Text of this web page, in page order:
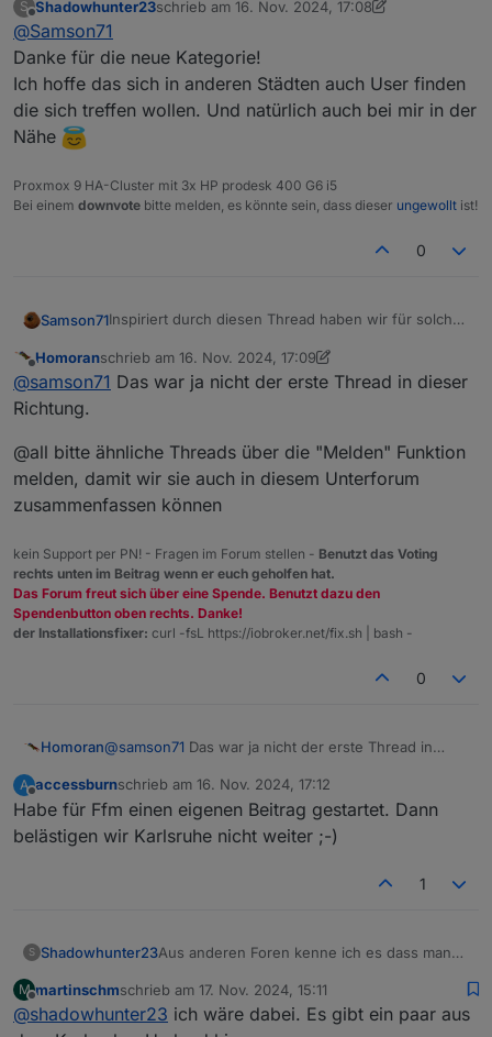
um solchen Auszutauschen einen Raum zu geben.
Ich habe diesen Beitrag daher mal verschoben ;)
S
Offline
Shadowhunter23schrieb am 16. Nov. 2024, 17:08
zuletzt editiert von Shadowhunter23
@Samson71
Danke für die neue Kategorie!
Ich hoffe das sich in anderen Städten auch User finden
die sich treffen wollen. Und natürlich auch bei mir in der
Nähe
Proxmox 9 HA-Cluster mit 3x HP prodesk 400 G6 i5
Bei einem downvote bitte melden, es könnte sein, dass dieser ungewollt ist!
0
Samson71Inspiriert durch diesen Thread haben wir für solche
um solchen Auszutauschen einen Raum zu geben.
Ich habe diesen Beitrag daher mal verschoben ;)
Homoranschrieb am 16. Nov. 2024, 17:09
zuletzt editiert von Homoran
@samson71 Das war ja nicht der erste Thread in dieser
Richtung.
@all bitte ähnliche Threads über die "Melden" Funktion
melden, damit wir sie auch in diesem Unterforum
zusammenfassen können
kein Support per PN! - Fragen im Forum stellen - Benutzt das Voting
rechts unten im Beitrag wenn er euch geholfen hat.
Das Forum freut sich über eine Spende. Benutzt dazu den
Spendenbutton oben rechts. Danke!
der Installationsfixer: curl -fsL https://iobroker.net/fix.sh | bash -
0
Homoran@samson71 Das war ja nicht der erste Thread in
@all bitte ähnliche Threads über die "Melden"
Funktion melden, damit wir sie auch in diesem
Unterforum zusammenfassen können
A
Offline
accessburnschrieb am 16. Nov. 2024, 17:12
zuletzt editiert von
Habe für Ffm einen eigenen Beitrag gestartet. Dann
belästigen wir Karlsruhe nicht weiter ;-)
1
S Shadowhunter23Aus anderen Foren kenne ich es dass man
austauscht. Für mich wäre die nächste
größere Stadt Karlsruhe.
Treffpunkt:
Schlindweinstuben
M
Offline
martinschmschrieb am 17. Nov. 2024, 15:11
zuletzt editiert von
@shadowhunter23 ich wäre dabei. Es gibt ein paar aus